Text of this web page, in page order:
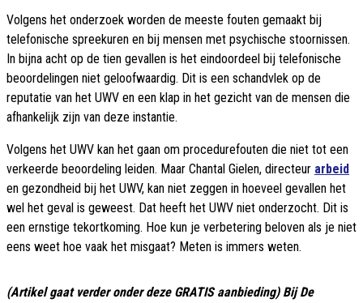
Volgens het onderzoek worden de meeste fouten gemaakt bij
telefonische spreekuren en bij mensen met psychische stoornissen.
In bijna acht op de tien gevallen is het eindoordeel bij telefonische
beoordelingen niet geloofwaardig. Dit is een schandvlek op de
reputatie van het UWV en een klap in het gezicht van de mensen die
afhankelijk zijn van deze instantie.
Volgens het UWV kan het gaan om procedurefouten die niet tot een
verkeerde beoordeling leiden. Maar Chantal Gielen, directeur arbeid
en gezondheid bij het UWV, kan niet zeggen in hoeveel gevallen het
wel het geval is geweest. Dat heeft het UWV niet onderzocht. Dit is
een ernstige tekortkoming. Hoe kun je verbetering beloven als je niet
eens weet hoe vaak het misgaat? Meten is immers weten.
(Artikel gaat verder onder deze GRATIS aanbieding) Bij De